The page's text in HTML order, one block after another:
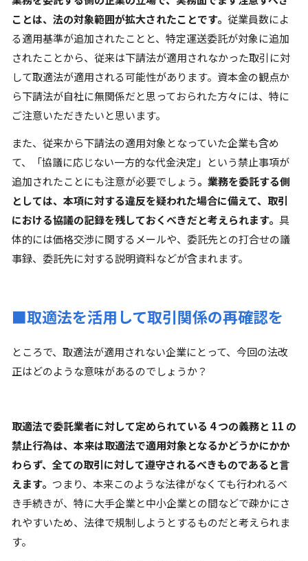
ことは、法の対象範囲が拡大されたことです。 従業員数によ
る適用基準が追加されたことと、特定運送委託が対象に追加
されたことから、従来は下請法が適用されなかった取引に対
して取適法が適用される可能性があります。資本金の観点か
ら下請法が自社に無関係だと思っておられた方々には、特に
ご注意いただきたいと思います。
また、従来から下請法の適用対象となっていた企業も含め
て、「協議に応じない一方的な代金決定」という禁止事項が
追加されたことにも注意が必要でしょう。業務を委託する側
としては、本項に対する違反を疑われた場合に備えて、取引
における協議の記録を残しておくべきだと考えられます。 具
体的には価格交渉に関するメールや、委託先との打合せの議
事録、委託先に対する説明資料などが含まれます。
■取適法を活用して取引関係の再確認を
ところで、取適法が適用されない企業にとって、今回の法改
正はどのような意味があるのでしょうか？
取適法で委託業者に対して定められている 4 つの義務と 11 の
禁止行為は、本来は取適法で適用対象となるかどうかにかか
わらず、全ての取引に対して遵守されるべきものであると言
えます。 つまり、本来このような法律がなくても行われるべ
き手続きが、特に大手企業と中小企業との間などで疎かにさ
れやすいため、法律で規制しようとするものだと考えられま
す。